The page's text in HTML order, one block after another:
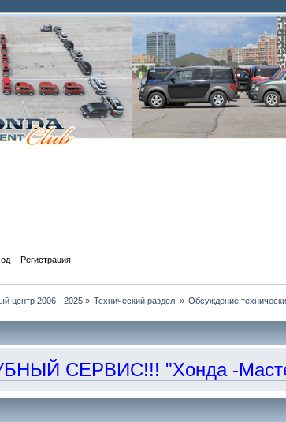
Регистрация
центр 2006 - 2025» Технический раздел » Обсуждение
СЕРВИС!!! "Хонда -